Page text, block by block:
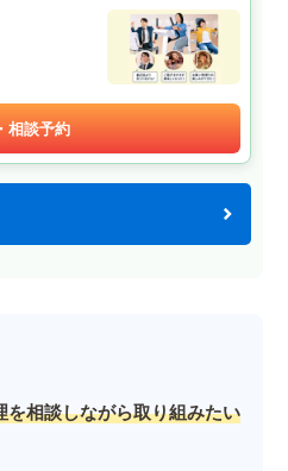
相談予約
を相談しながら取り組みたい